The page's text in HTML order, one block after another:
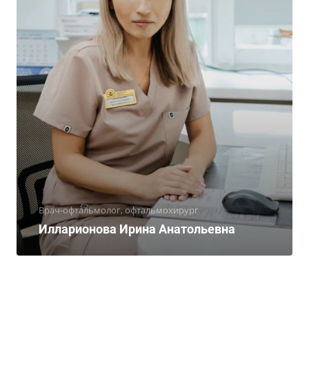
Врач-офтальмолог, офтальмохирург
Илларионова Ирина Анатольевна